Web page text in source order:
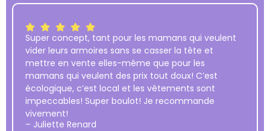
Super concept, tant pour les mamans qui veulent
vider leurs armoires sans se casser la tête et
mettre en vente elles-même que pour les
mamans qui veulent des prix tout doux! C’est
écologique, c’est local et les vêtements sont
impeccables! Super boulot! Je recommande
vivement!
– Juliette Renard